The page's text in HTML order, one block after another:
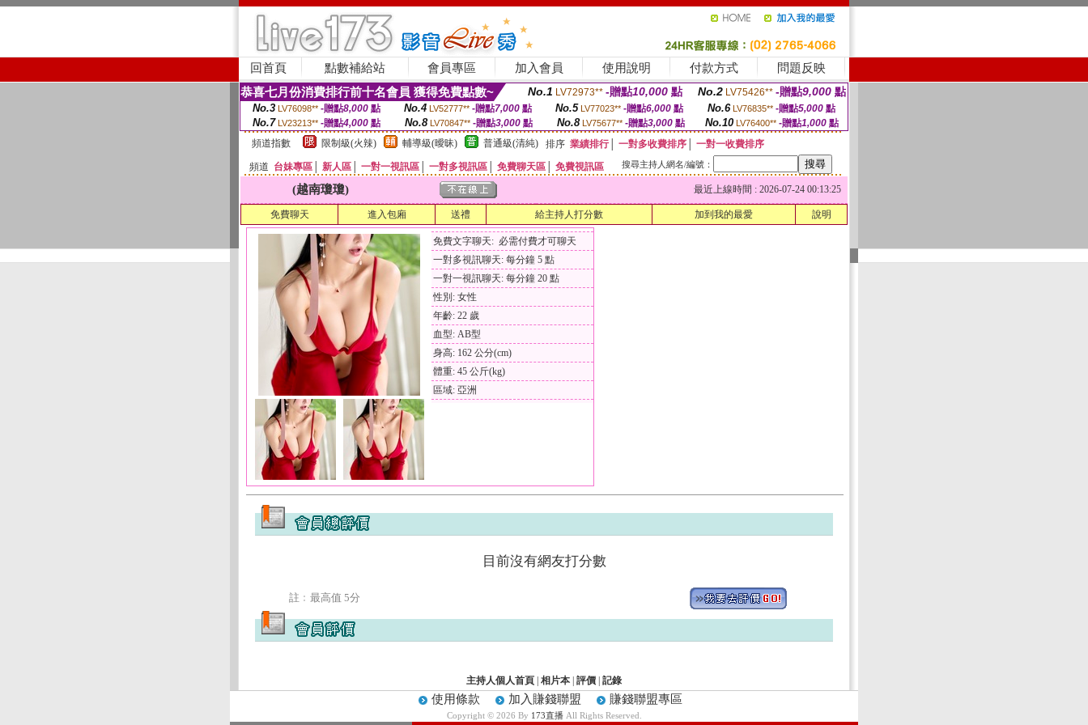
回首頁 點數補給站 會員專區 加入會員 使用說明 付款方式 問題反映
恭喜七月份消費排行前十名會員 獲得免費點數~ No.1 LV72973** -贈點10,000 點 No.2 LV75426** -贈點9,000 點
No.3 LV76098** -贈點8,000點 No.4 LV52777** -贈點7,000點 No.5 LV77023** -贈點6,000點 No.6 LV76835** -贈點5,000點
No.7 LV23213** -贈點4,000 點 No.8 LV70847** -贈點3,000 點 No.8 LV75677** -贈點3,000點 No.10 LV76400** -贈點1,000 點
頻道指數
限制級(火辣) 輔導級(曖昧) 普通級(清純) 排序 業績排行│ 一對多收費排序
一對一收費排序
頻道 台妹專區 新人區 一對一視訊區 一對多視訊區 免費聊天區 免費視訊區 搜尋主持人網名/編號：
(越南瓊瓊) 最近上線時間 : 2026-07-24 00:13:25
免費聊天 進入包廂 送禮 給主持人打分數 加到我的最愛 說明
免費文字聊天: 必需付費才可聊天
一對多視訊聊天: 每分鐘 5 點
一對一視訊聊天: 每分鐘 20 點
性別: 女性
年齡: 22 歲
血型: AB型
身高: 162 公分(cm)
體重: 45 公斤(kg)
區域: 亞洲
目前沒有網友打分數
註﹕最高值 5分
主持人個人首頁 相片本 評價 記錄
使用條款 加入賺錢聯盟 賺錢聯盟專區
Copyright © 2026 By 173直播All Rights Reserved.